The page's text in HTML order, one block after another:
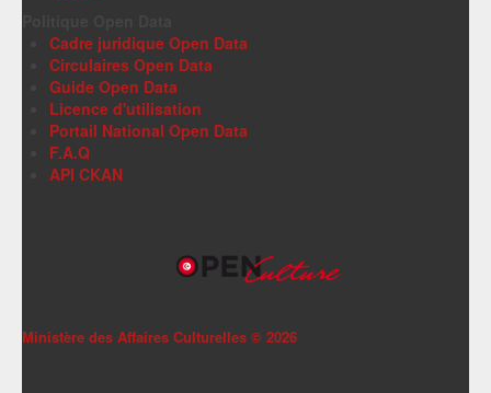
Cadre juridique Open Data
Circulaires Open Data
Guide Open Data
Licence d'utilisation
Portail National Open Data
F.A.Q
API CKAN
Ministère des Affaires Culturelles © 2026